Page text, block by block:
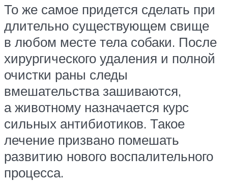
То же самое придется сделать при
длительно существующем свище
в любом месте тела собаки. После
хирургического удаления и полной
очистки раны следы
вмешательства зашиваются,
а животному назначается курс
сильных антибиотиков. Такое
лечение призвано помешать
развитию нового воспалительного
процесса.